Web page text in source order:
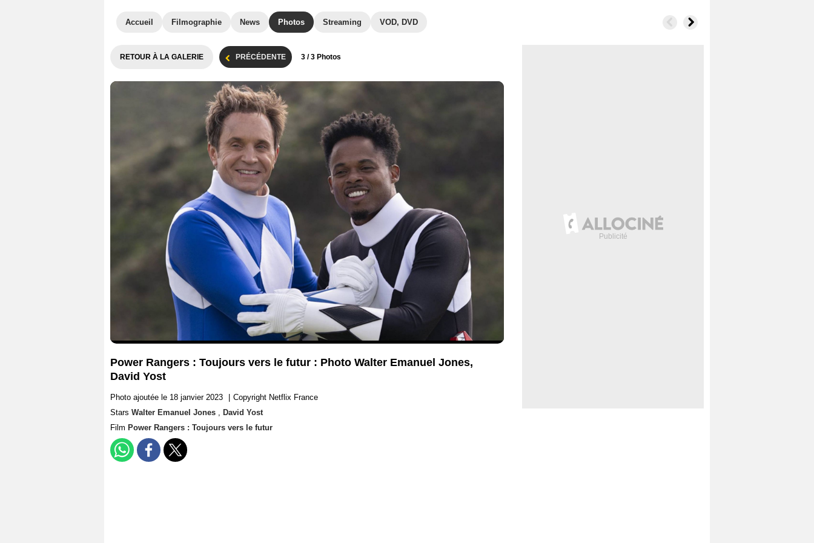
Accueil Filmographie News Photos Streaming VOD, DVD
RETOUR À LA GALERIE PRÉCÉDENTE 3 / 3 Photos
Power Rangers : Toujours vers le futur : Photo Walter Emanuel Jones,
David Yost
Photo ajoutée le 18 janvier 2023
Copyright Netflix France
Stars Walter Emanuel Jones , David Yost
Film Power Rangers : Toujours vers le futur